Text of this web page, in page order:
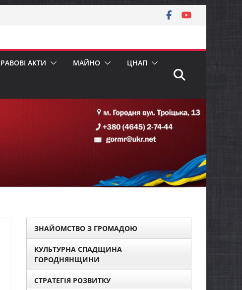
АКТИ МАЙНО ЦНАП
ЗНАЙОМСТВО З ГРОМАДОЮ
КУЛЬТУРНА СПАДЩИНА
ГОРОДНЯНЩИНИ
СТРАТЕГІЯ РОЗВИТКУ